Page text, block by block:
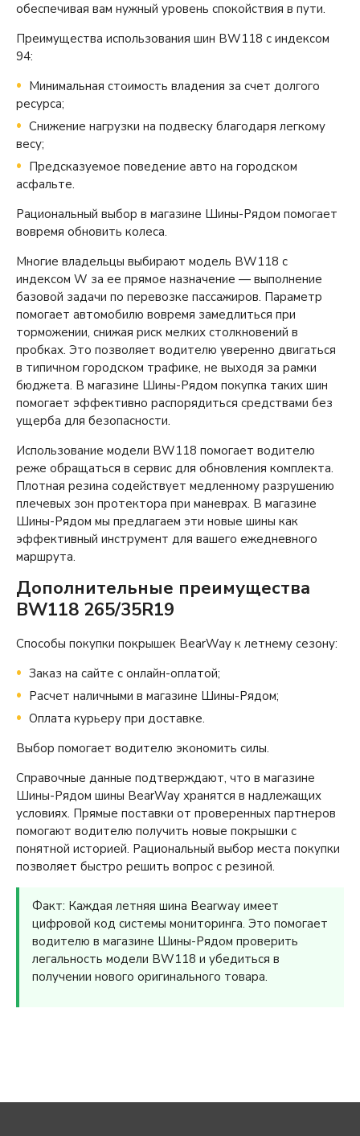
обеспечивая вам нужный уровень спокойствия в пути.
Преимущества использования шин BW118 с индексом
94:
Минимальная стоимость владения за счет долгого
ресурса;
Снижение нагрузки на подвеску благодаря легкому
весу;
Предсказуемое поведение авто на городском
асфальте.
Рациональный выбор в магазине Шины-Рядом помогает
вовремя обновить колеса.
Многие владельцы выбирают модель BW118 с
индексом W за ее прямое назначение — выполнение
базовой задачи по перевозке пассажиров. Параметр
помогает автомобилю вовремя замедлиться при
торможении, снижая риск мелких столкновений в
пробках. Это позволяет водителю уверенно двигаться
в типичном городском трафике, не выходя за рамки
бюджета. В магазине Шины-Рядом покупка таких шин
помогает эффективно распорядиться средствами без
ущерба для безопасности.
Использование модели BW118 помогает водителю
реже обращаться в сервис для обновления комплекта.
Плотная резина содействует медленному разрушению
плечевых зон протектора при маневрах. В магазине
Шины-Рядом мы предлагаем эти новые шины как
эффективный инструмент для вашего ежедневного
маршрута.
Дополнительные преимущества
BW118 265/35R19
Способы покупки покрышек BearWay к летнему сезону:
Заказ на сайте с онлайн-оплатой;
Расчет наличными в магазине Шины-Рядом;
Оплата курьеру при доставке.
Выбор помогает водителю экономить силы.
Справочные данные подтверждают, что в магазине
Шины-Рядом шины BearWay хранятся в надлежащих
условиях. Прямые поставки от проверенных партнеров
помогают водителю получить новые покрышки с
понятной историей. Рациональный выбор места покупки
позволяет быстро решить вопрос с резиной.
Факт: Каждая летняя шина Bearway имеет
цифровой код системы мониторинга. Это помогает
водителю в магазине Шины-Рядом проверить
легальность модели BW118 и убедиться в
получении нового оригинального товара.